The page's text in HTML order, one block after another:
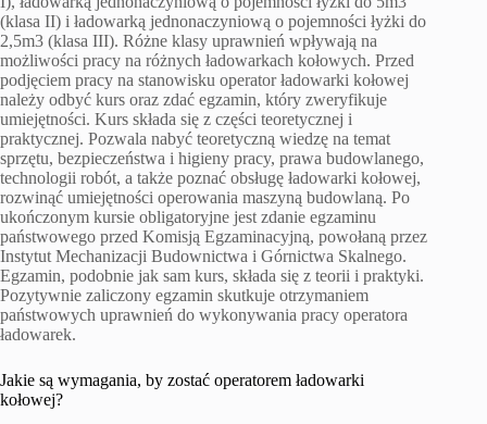
(klasa II) i ładowarką jednonaczyniową o pojemności łyżki do
2,5m3 (klasa III). Różne klasy uprawnień wpływają na
możliwości pracy na różnych ładowarkach kołowych. Przed
podjęciem pracy na stanowisku operator ładowarki kołowej
należy odbyć kurs oraz zdać egzamin, który zweryfikuje
umiejętności. Kurs składa się z części teoretycznej i
praktycznej. Pozwala nabyć teoretyczną wiedzę na temat
sprzętu, bezpieczeństwa i higieny pracy, prawa budowlanego,
technologii robót, a także poznać obsługę ładowarki kołowej,
rozwinąć umiejętności operowania maszyną budowlaną. Po
ukończonym kursie obligatoryjne jest zdanie egzaminu
państwowego przed Komisją Egzaminacyjną, powołaną przez
Instytut Mechanizacji Budownictwa i Górnictwa Skalnego.
Egzamin, podobnie jak sam kurs, składa się z teorii i praktyki.
Pozytywnie zaliczony egzamin skutkuje otrzymaniem
państwowych uprawnień do wykonywania pracy operatora
ładowarek.
Jakie są wymagania, by zostać operatorem ładowarki
kołowej?